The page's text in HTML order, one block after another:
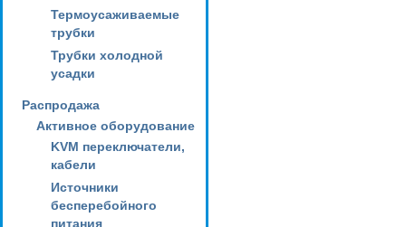
Термоусаживаемые
трубки
Трубки холодной
усадки
Распродажа
Активное оборудование
KVM переключатели,
кабели
Источники
бесперебойного
питания